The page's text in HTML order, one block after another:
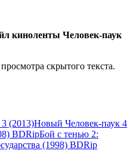
киноленты Человек-паук
скрытого текста.
(2013)Новый Человек-паук 4
ВDRірБой с тенью 2:
(1998) ВDRір